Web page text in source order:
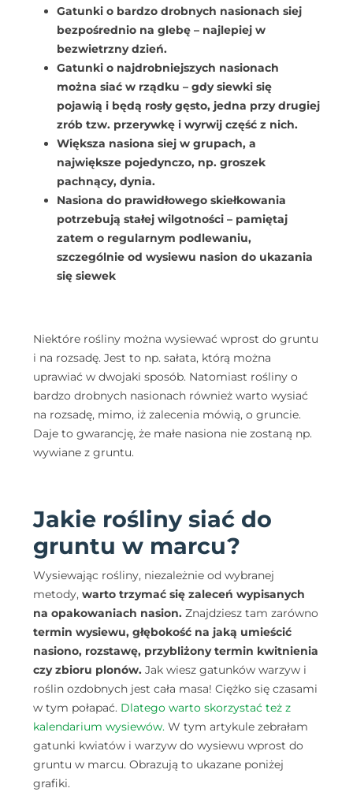
Gatunki o bardzo drobnych nasionach siej
bezpośrednio na glebę – najlepiej w
bezwietrzny dzień.
Gatunki o najdrobniejszych nasionach
można siać w rządku – gdy siewki się
pojawią i będą rosły gęsto, jedna przy drugiej
zrób tzw. przerywkę i wyrwij część z nich.
Większa nasiona siej w grupach, a
największe pojedynczo, np. groszek
pachnący, dynia.
Nasiona do prawidłowego skiełkowania
potrzebują stałej wilgotności – pamiętaj
zatem o regularnym podlewaniu,
szczególnie od wysiewu nasion do ukazania
się siewek
Niektóre rośliny można wysiewać wprost do gruntu
i na rozsadę. Jest to np. sałata, którą można
uprawiać w dwojaki sposób. Natomiast rośliny o
bardzo drobnych nasionach również warto wysiać
na rozsadę, mimo, iż zalecenia mówią, o gruncie.
Daje to gwarancję, że małe nasiona nie zostaną np.
wywiane z gruntu.
Jakie rośliny siać do
gruntu w marcu?
Wysiewając rośliny, niezależnie od wybranej
metody, warto trzymać się zaleceń wypisanych
na opakowaniach nasion. Znajdziesz tam zarówno
termin wysiewu, głębokość na jaką umieścić
nasiono, rozstawę, przybliżony termin kwitnienia
czy zbioru plonów. Jak wiesz gatunków warzyw i
roślin ozdobnych jest cała masa! Ciężko się czasami
w tym połapać. Dlatego warto skorzystać też z
kalendarium wysiewów. W tym artykule zebrałam
gatunki kwiatów i warzyw do wysiewu wprost do
gruntu w marcu. Obrazują to ukazane poniżej
grafiki.